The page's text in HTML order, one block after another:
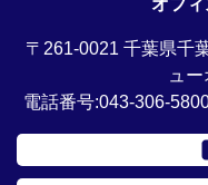
〒261-0021 千葉県千
ュ
電話番号:043-306-